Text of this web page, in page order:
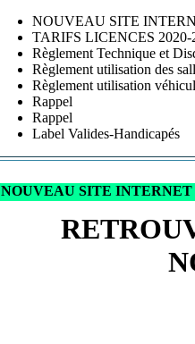
NOUVEAU SITE
TARIFS LICENCES 2020-
Règlement Technique et
Règlement utilisation des
Règlement utilisation
Rappel
Rappel
Label Valides-Handicapés
NOUVEAU SITE INTERNET